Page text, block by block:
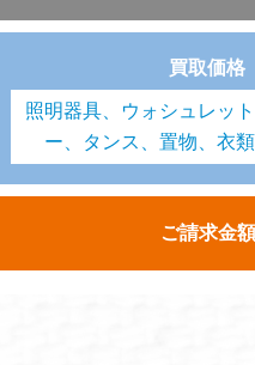
買取価格
照明器具、ウォシュレッ
ー、タンス、置物、衣
ご請求金額